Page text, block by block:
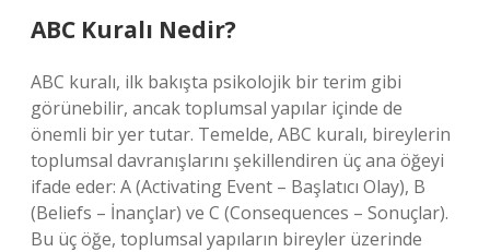
ABC Kuralı Nedir?
ABC kuralı, ilk bakışta psikolojik bir terim gibi
görünebilir, ancak toplumsal yapılar içinde de
önemli bir yer tutar. Temelde, ABC kuralı, bireylerin
toplumsal davranışlarını şekillendiren üç ana öğeyi
ifade eder: A (Activating Event – Başlatıcı Olay), B
(Beliefs – İnançlar) ve C (Consequences – Sonuçlar).
Bu üç öğe, toplumsal yapıların bireyler üzerinde